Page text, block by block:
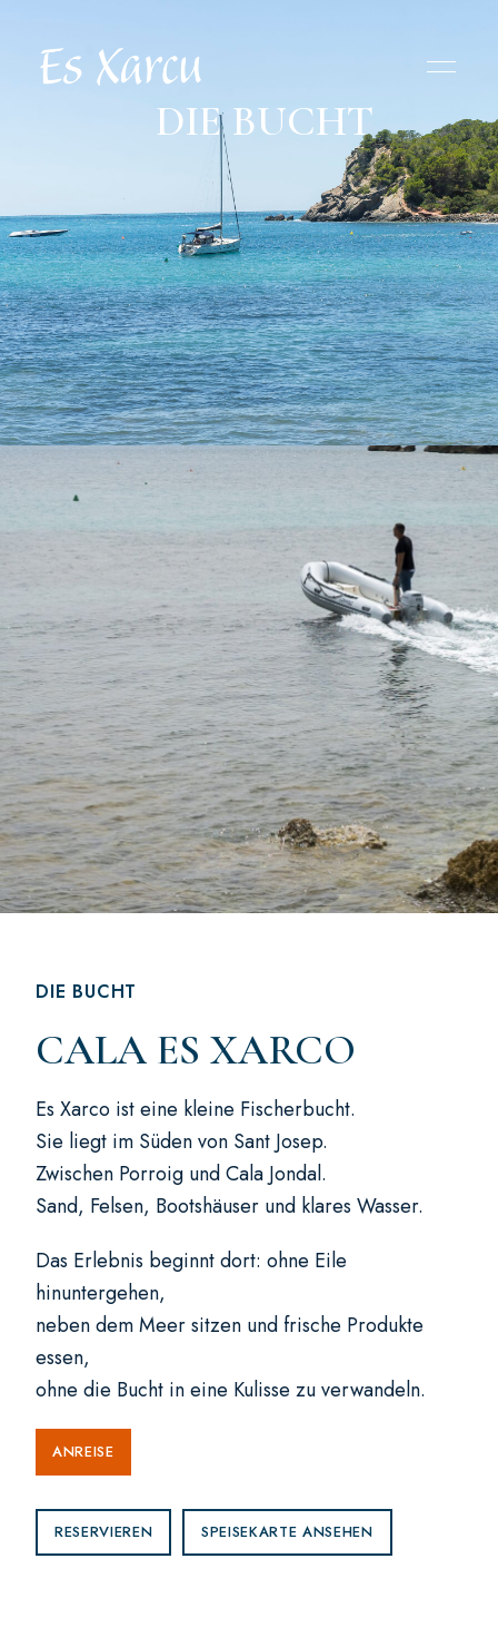
DIE BUCHT
DIE BUCHT
CALA ES XARCO
Es Xarco ist eine kleine Fischerbucht.
Sie liegt im Süden von Sant Josep.
Zwischen Porroig und Cala Jondal.
Sand, Felsen, Bootshäuser und klares Wasser.
Das Erlebnis beginnt dort: ohne Eile
hinuntergehen,
neben dem Meer sitzen und frische Produkte
essen,
ohne die Bucht in eine Kulisse zu verwandeln.
ANREISE
RESERVIEREN SPEISEKARTE ANSEHEN